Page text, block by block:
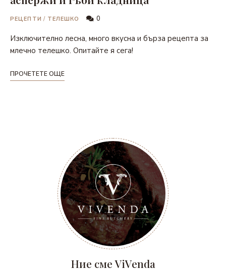
РЕЦЕПТИ / ТЕЛЕШКО 0
Изключително лесна, много вкусна и бърза рецепта за
млечно телешко. Опитайте я сега!
ПРОЧЕТЕТЕ ОЩЕ
Ние сме ViVenda